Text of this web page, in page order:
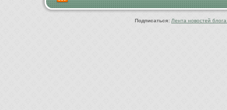
Подписаться: Лента новостей